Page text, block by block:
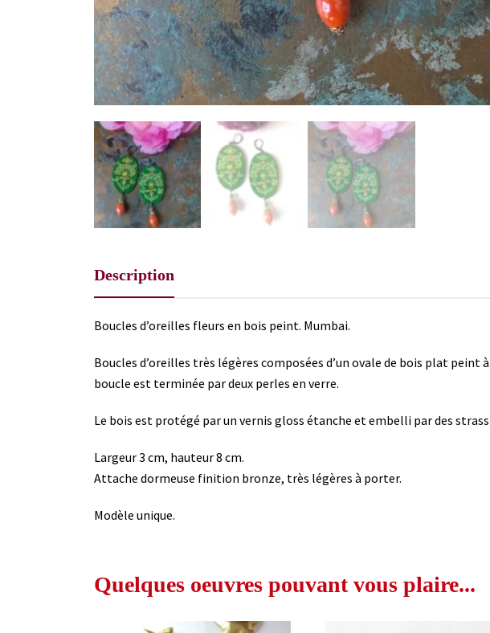
Description
Boucles d’oreilles fleurs en bois peint. Mumbai.
Boucles d’oreilles très légères composées d’un ovale de bois plat
boucle est terminée par deux perles en verre.
Le bois est protégé par un vernis gloss étanche et embelli par des
Largeur 3 cm, hauteur 8 cm.
Attache dormeuse finition bronze, très légères à porter.
Modèle unique.
Quelques oeuvres pouvant vous plaire...